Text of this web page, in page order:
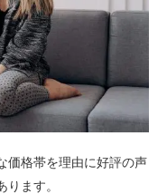
価格帯を理由に好評の声
ます。